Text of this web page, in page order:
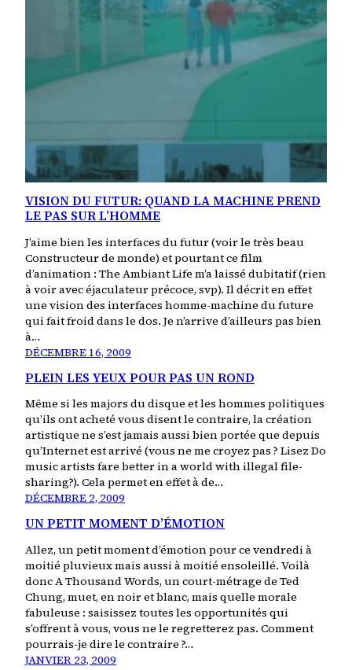
VISION DU FUTUR: QUAND LA MACHINE PREND
LE PAS SUR L’HOMME
J’aime bien les interfaces du futur (voir le très beau
Constructeur de monde) et pourtant ce film
d’animation : The Ambiant Life m’a laissé dubitatif (rien
à voir avec éjaculateur précoce, svp). Il décrit en effet
une vision des interfaces homme-machine du future
qui fait froid dans le dos. Je n’arrive d’ailleurs pas bien
à…
DÉCEMBRE 16, 2009
PLEIN LES YEUX POUR PAS UN ROND
Même si les majors du disque et les hommes politiques
qu’ils ont acheté vous disent le contraire, la création
artistique ne s’est jamais aussi bien portée que depuis
qu’Internet est arrivé (vous ne me croyez pas ? Lisez Do
music artists fare better in a world with illegal file-
sharing?). Cela permet en effet à de…
DÉCEMBRE 2, 2009
UN PETIT MOMENT D’ÉMOTION
Allez, un petit moment d’émotion pour ce vendredi à
moitié pluvieux mais aussi à moitié ensoleillé. Voilà
donc A Thousand Words, un court-métrage de Ted
Chung, muet, en noir et blanc, mais quelle morale
fabuleuse : saisissez toutes les opportunités qui
s’offrent à vous, vous ne le regretterez pas. Comment
pourrais-je dire le contraire ?…
JANVIER 23, 2009